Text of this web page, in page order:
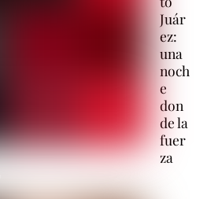
Juár
ez:
una
noch
e
don
de la
fuer
za